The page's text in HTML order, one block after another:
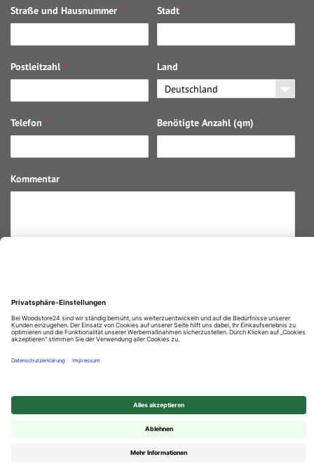
Straße und Hausnummer Stadt
Postleitzahl Land
Telefon Benötigte Anzahl (qm)
Kommentar
Ja, ich habe dieDatenschutzerklärunggelesen und stimme ihr
zu.
Durchschnittliche Bewertung von